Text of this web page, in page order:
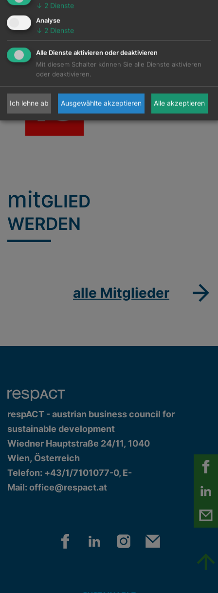
mitGLIED
WERDEN
alle Mitglieder
respACT - austrian business council for
sustainable development
Wiedner Hauptstraße 24/11, 1040
Wien, Österreich
Telefon: +43/1/7101077-0, E-
Mail: office@respact.at
↓ 2 Dienste
Analyse
↓ 2 Dienste
Alle Dienste aktivieren oder deaktivieren
Mit diesem Schalter können Sie alle Dienste aktivieren
oder deaktivieren.
Ich lehne ab Ausgewählte akzeptieren Alle akzeptieren